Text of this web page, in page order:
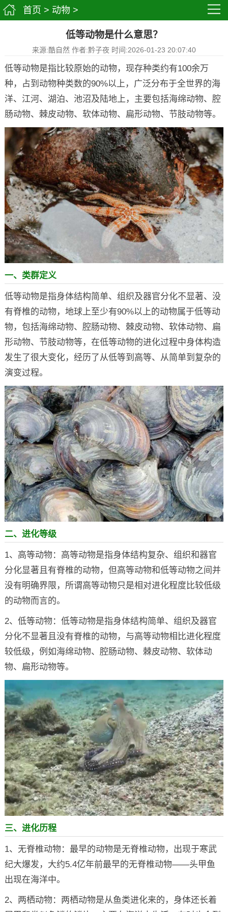
首页 > 动物 >
低等动物是什么意思？
来源:酷自然 作者:黔子夜 时间:2026-01-23 20:07:40
低等动物是指比较原始的动物，现存种类约有100余万
种，占到动物种类数的90%以上，广泛分布于全世界的海
洋、江河、湖泊、池沼及陆地上，主要包括海绵动物、腔
肠动物、棘皮动物、软体动物、扁形动物、节肢动物等。
一、类群定义
低等动物是指身体结构简单、组织及器官分化不显著、没
有脊椎的动物，地球上至少有90%以上的动物属于低等动
物，包括海绵动物、腔肠动物、棘皮动物、软体动物、扁
形动物、节肢动物等，在低等动物的进化过程中身体构造
发生了很大变化，经历了从低等到高等、从简单到复杂的
演变过程。
二、进化等级
1、高等动物：高等动物是指身体结构复杂、组织和器官
分化显著且有脊椎的动物，但高等动物和低等动物之间并
没有明确界限，所谓高等动物只是相对进化程度比较低级
的动物而言的。
2、低等动物：低等动物是指身体结构简单、组织及器官
分化不显著且没有脊椎的动物，与高等动物相比进化程度
较低级，例如海绵动物、腔肠动物、棘皮动物、软体动
物、扁形动物等。
三、进化历程
1、无脊椎动物：最早的动物是无脊椎动物，出现于寒武
纪大爆发，大约5.4亿年前最早的无脊椎动物——头甲鱼
出现在海洋中。
2、两栖动物：两栖动物是从鱼类进化来的，身体还长着